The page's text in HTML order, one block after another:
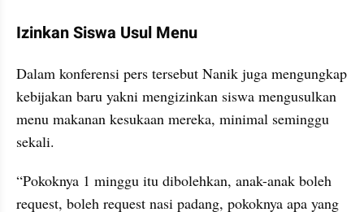
Izinkan Siswa Usul Menu
Dalam konferensi pers tersebut Nanik juga mengungkap
kebijakan baru yakni mengizinkan siswa mengusulkan
menu makanan kesukaan mereka, minimal seminggu
sekali.
“Pokoknya 1 minggu itu dibolehkan, anak-anak boleh
request, boleh request nasi padang, pokoknya apa yang